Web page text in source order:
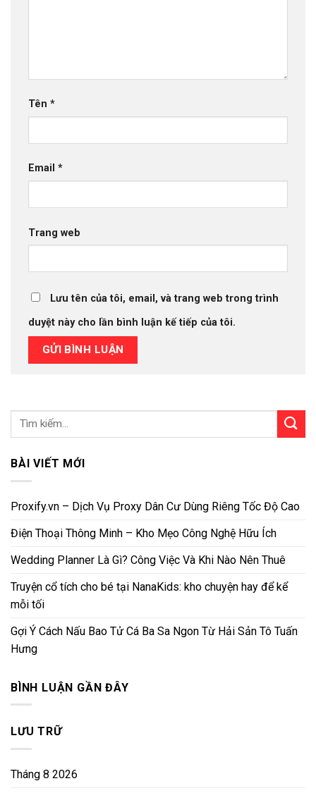
Tên *
Email *
Trang web
Lưu tên của tôi, email, và trang web trong trình
duyệt này cho lần bình luận kế tiếp của tôi.
BÀI VIẾT MỚI
Proxify.vn – Dịch Vụ Proxy Dân Cư Dùng Riêng Tốc Độ Cao
Điện Thoại Thông Minh – Kho Mẹo Công Nghệ Hữu Ích
Wedding Planner Là Gì? Công Việc Và Khi Nào Nên Thuê
Truyện cổ tích cho bé tại NanaKids: kho chuyện hay để kể
mỗi tối
Gợi Ý Cách Nấu Bao Tử Cá Ba Sa Ngon Từ Hải Sản Tô Tuấn
Hưng
BÌNH LUẬN GẦN ĐÂY
LƯU TRỮ
Tháng 8 2026